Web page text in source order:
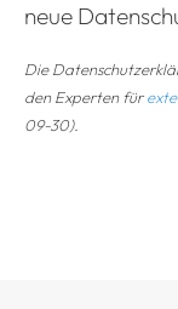
neue
Die
den Experten für
09-30).